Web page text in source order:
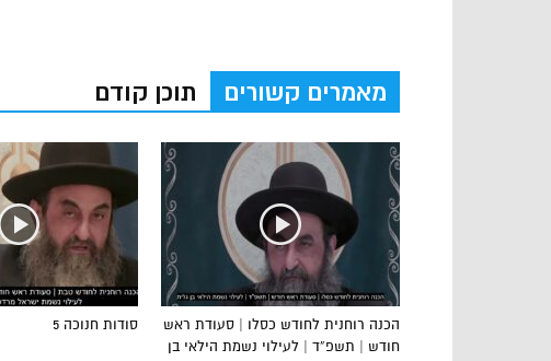
מאמרים קשורים תוכן קודם
סודות חנוכה 5
הכנה רוחנית לחודש כסלו | סעודת ראש
חודש | תשפ”ד | לעילוי נשמת הילאי בן